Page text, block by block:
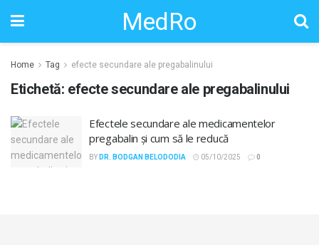
MedRo
Home Tag efecte secundare ale pregabalinului
Etichetă: efecte secundare ale pregabalinului
Efectele secundare ale medicamentelor
pregabalin și cum să le reducă
BY DR. BODGAN BELODODIA 05/10/2025 0